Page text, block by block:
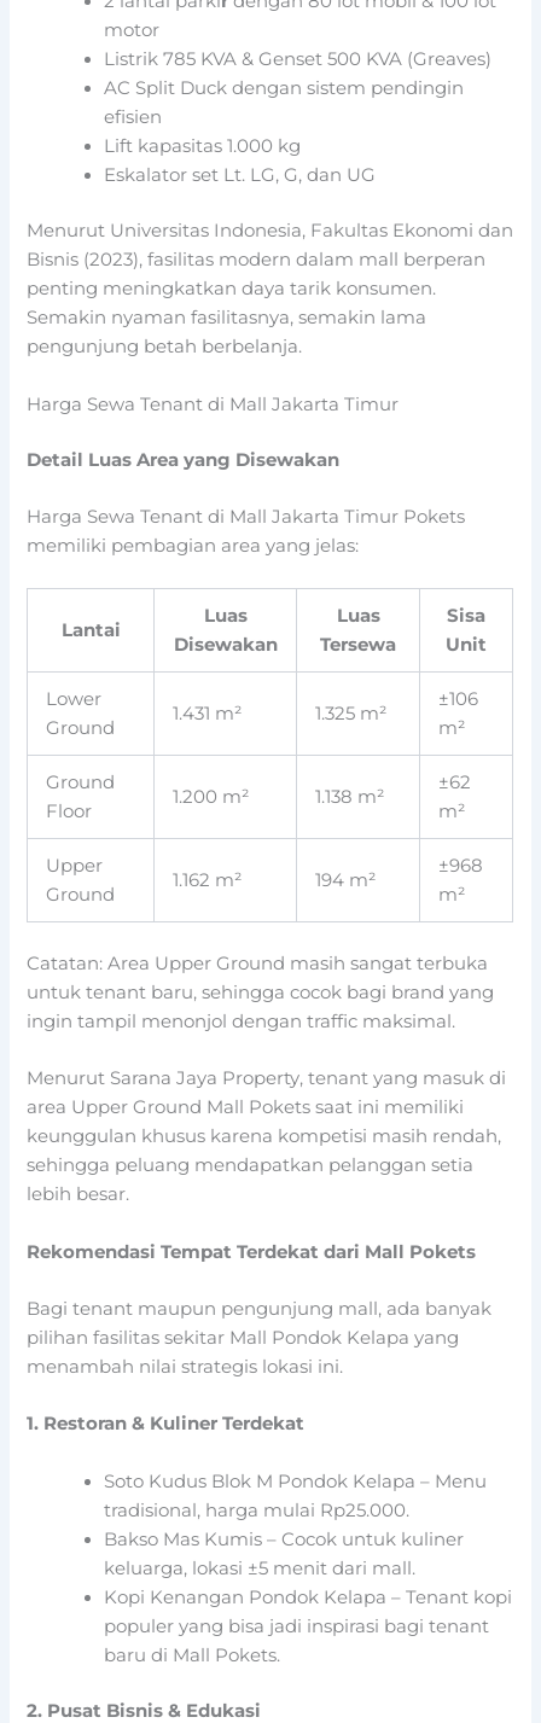
motor
Listrik 785 KVA & Genset 500 KVA (Greaves)
AC Split Duck dengan sistem pendingin
efisien
Lift kapasitas 1.000 kg
Eskalator set Lt. LG, G, dan UG
Menurut Universitas Indonesia, Fakultas Ekonomi dan
Bisnis (2023), fasilitas modern dalam mall berperan
penting meningkatkan daya tarik konsumen.
Semakin nyaman fasilitasnya, semakin lama
pengunjung betah berbelanja.
Harga Sewa Tenant di Mall Jakarta Timur
Detail Luas Area yang Disewakan
Harga Sewa Tenant di Mall Jakarta Timur Pokets
memiliki pembagian area yang jelas:
Lantai
Luas
Disewakan
Luas
Tersewa
Sisa
Unit
Lower
Ground
1.431 m² 1.325 m²
±106
m²
Ground
Floor
1.200 m² 1.138 m²
±62
m²
Upper
Ground
1.162 m² 194 m²
±968
m²
Catatan: Area Upper Ground masih sangat terbuka
untuk tenant baru, sehingga cocok bagi brand yang
ingin tampil menonjol dengan traffic maksimal.
Menurut Sarana Jaya Property, tenant yang masuk di
area Upper Ground Mall Pokets saat ini memiliki
keunggulan khusus karena kompetisi masih rendah,
sehingga peluang mendapatkan pelanggan setia
lebih besar.
Rekomendasi Tempat Terdekat dari Mall Pokets
Bagi tenant maupun pengunjung mall, ada banyak
pilihan fasilitas sekitar Mall Pondok Kelapa yang
menambah nilai strategis lokasi ini.
1. Restoran & Kuliner Terdekat
Soto Kudus Blok M Pondok Kelapa – Menu
tradisional, harga mulai Rp25.000.
Bakso Mas Kumis – Cocok untuk kuliner
keluarga, lokasi ±5 menit dari mall.
Kopi Kenangan Pondok Kelapa – Tenant kopi
populer yang bisa jadi inspirasi bagi tenant
baru di Mall Pokets.
2. Pusat Bisnis & Edukasi